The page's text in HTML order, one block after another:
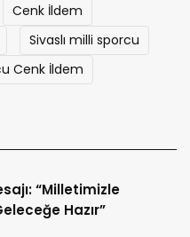
Cenk İldem
Sivaslı milli sporcu
Cenk İldem
“Milletimizle
Hazır”